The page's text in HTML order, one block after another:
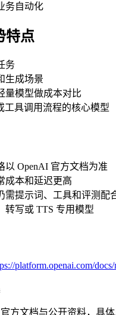
务自动化
特点
务
生成场景
量模型做成本对比
工具调用流程的核心模型
以 OpenAI 官方文档为准
成本和延迟更高
需提示词、工具和评测配
转写或 TTS 专用模型
platform.openai.com/docs/
方文档与公开资料，具